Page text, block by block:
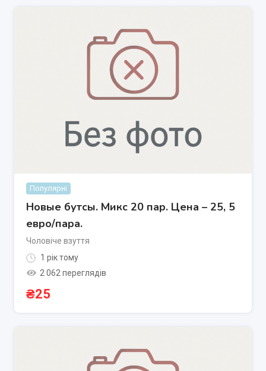
Популярні
Новые бутсы. Микс 20 пар. Цена – 25, 5
евро/пара.
Чоловіче взуття
1 рік тому
2 062 переглядів
₴25